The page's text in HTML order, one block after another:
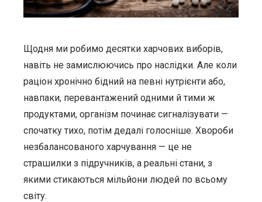
Щодня ми робимо десятки харчових виборів,
навіть не замислюючись про наслідки. Але коли
раціон хронічно бідний на певні нутрієнти або,
навпаки, перевантажений одними й тими ж
продуктами, організм починає сигналізувати —
спочатку тихо, потім дедалі голосніше. Хвороби
незбалансованого харчування — це не
страшилки з підручників, а реальні стани, з
якими стикаються мільйони людей по всьому
світу.